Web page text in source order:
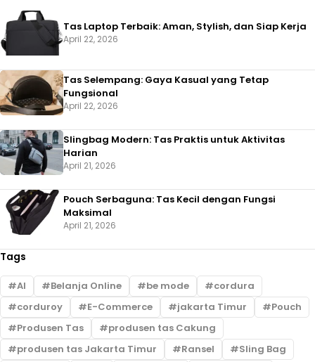
Tas Laptop Terbaik: Aman, Stylish, dan Siap Kerja
April 22, 2026
Tas Selempang: Gaya Kasual yang Tetap
Fungsional
April 22, 2026
Slingbag Modern: Tas Praktis untuk Aktivitas
Harian
April 21, 2026
Pouch Serbaguna: Tas Kecil dengan Fungsi
Maksimal
April 21, 2026
Tags
AI Belanja Online be mode
cordura
corduroy
E-Commerce jakarta Timur
Pouch
Produsen Tas
produsen tas Cakung
produsen tas Jakarta Timur
Ransel
Sling Bag